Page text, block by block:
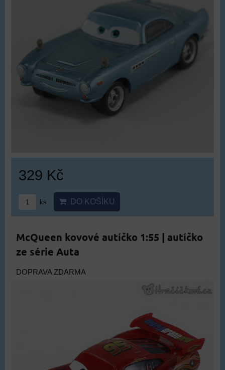
329 Kč
ks DO KOŠÍKU
McQueen kovové autíčko 1:55 | autíčko
ze série Auta
DOPRAVA ZDARMA